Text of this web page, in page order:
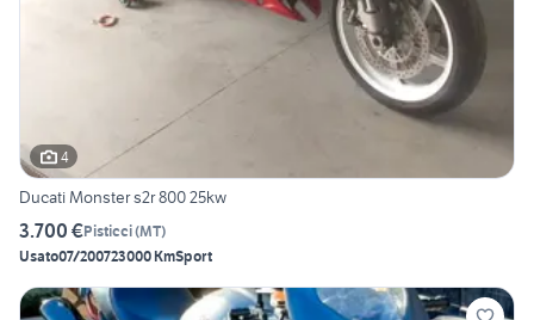
4
Ducati Monster s2r 800 25kw
3.700 €Pisticci(MT)
Usato07/200723000 KmSport